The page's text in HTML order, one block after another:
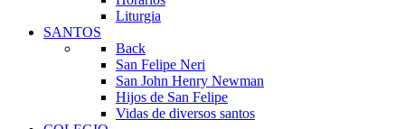
Liturgia
SANTOS
Back
San Felipe Neri
San John Henry Newman
Hijos de San Felipe
Vidas de diversos santos